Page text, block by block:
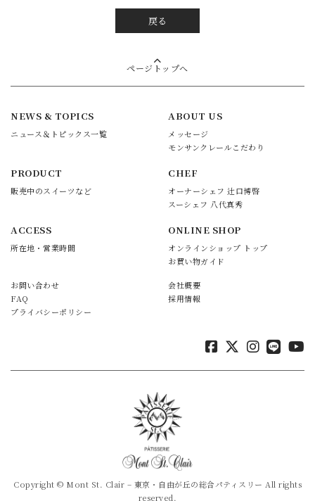
戻る
ページトップへ
NEWS & TOPICS
ニュース＆トピックス一覧
ABOUT US
メッセージ
モンサンクレールこだわり
PRODUCT
販売中のスイーツなど
CHEF
オーナーシェフ 辻口博啓
スーシェフ 八代真秀
ACCESS
所在地・営業時間
ONLINE SHOP
オンラインショップ トップ
お買い物ガイド
お問い合わせ
FAQ
プライバシーポリシー
会社概要
採用情報
Copyright © Mont St. Clair – 東京・自由が丘の総合パティスリー All rights
reserved.